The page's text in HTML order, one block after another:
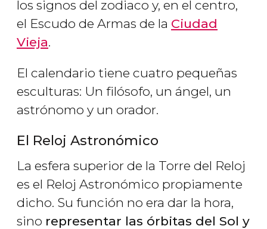
los signos del zodiaco y, en el centro,
el Escudo de Armas de la Ciudad
Vieja.
El calendario tiene cuatro pequeñas
esculturas: Un filósofo, un ángel, un
astrónomo y un orador.
El Reloj Astronómico
La esfera superior de la Torre del Reloj
es el Reloj Astronómico propiamente
dicho. Su función no era dar la hora,
sino representar las órbitas del Sol y